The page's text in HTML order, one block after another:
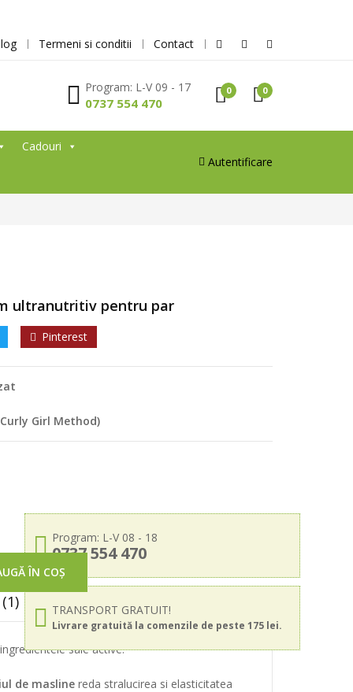
Termeni si conditii Contact
Program: L-V 09 - 17
0737 554 470
0 0
Cadouri
Autentificare
ultranutritiv pentru par
Pinterest
Girl Method)
Program: L-V 08 - 18
0737 554 470
TRANSPORT GRATUIT!
Livrare gratuită la comenzile de peste 175 lei.
ÎN COȘ
sale active.
de masline reda stralucirea si elasticitatea